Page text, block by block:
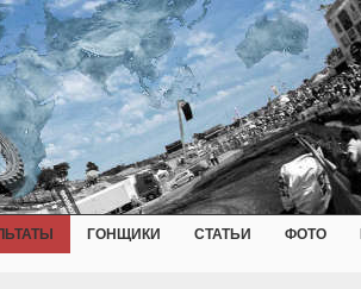
ГОНЩИКИ СТАТЬИ ФОТО